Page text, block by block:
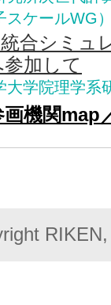
スケールWG
合シミュ
加して
大学院理学系
機関map